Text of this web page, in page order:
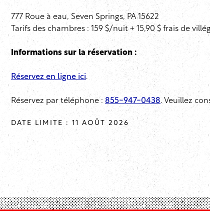
777 Roue à eau, Seven Springs, PA 15622
Tarifs des chambres : 159 $/nuit + 15,90 $ frais de
Informations sur la réservation :
Réservez en ligne ici.
Réservez par téléphone : 855-947-0438. Veuillez
DATE LIMITE : 11 AOÛT 2026